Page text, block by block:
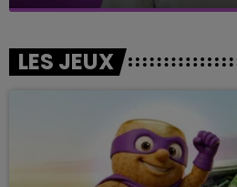
LES JEUX